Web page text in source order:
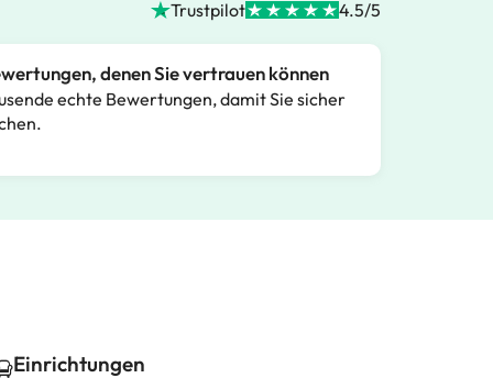
Trustpilot 4.5/5
denen Sie vertrauen können
echte Bewertungen, damit Sie sicher
Einrichtungen